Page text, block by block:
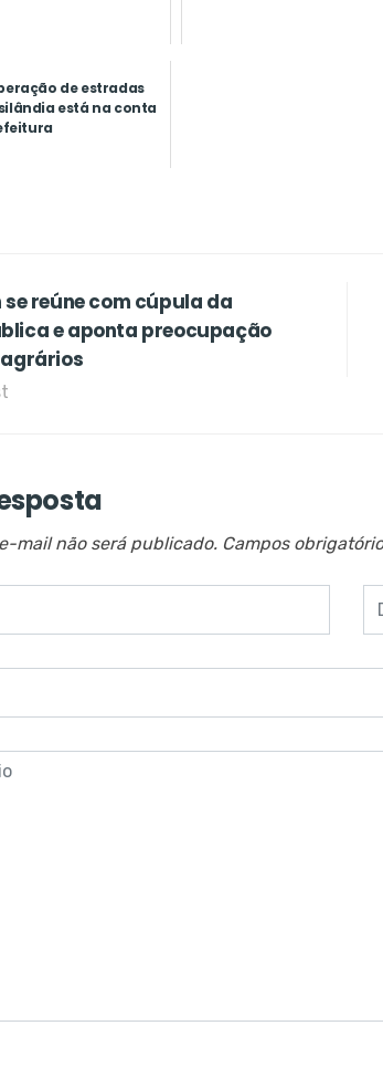
de estradas
está na conta
reúne com cúpula da
e aponta preocupação
mail não será publicado. Campos